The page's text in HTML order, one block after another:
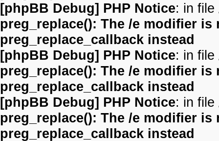
[phpBB Debug] PHP Notice: in file
preg_replace(): The /e modifier
preg_replace_callback instead
[phpBB Debug] PHP Notice: in file
preg_replace(): The /e modifier
preg_replace_callback instead
[phpBB Debug] PHP Notice: in file
preg_replace(): The /e modifier
preg_replace_callback instead